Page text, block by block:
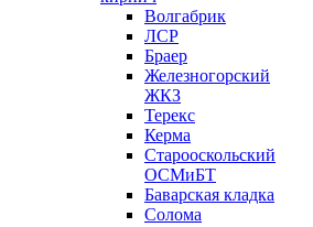
Волгабрик
ЛСР
Браер
Железногорский
ЖКЗ
Терекс
Керма
Старооскольский
ОСМиБТ
Баварская кладка
Солома